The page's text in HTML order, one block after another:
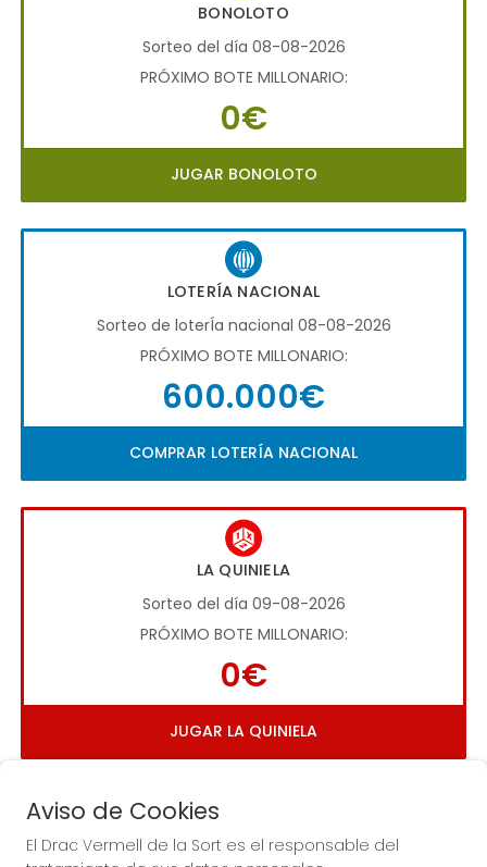
BONOLOTO
Sorteo del día 08-08-2026
PRÓXIMO BOTE MILLONARIO:
0€
JUGAR BONOLOTO
LOTERÍA NACIONAL
Sorteo de loterÍa nacional 08-08-2026
PRÓXIMO BOTE MILLONARIO:
600.000€
COMPRAR LOTERÍA NACIONAL
LA QUINIELA
Sorteo del día 09-08-2026
PRÓXIMO BOTE MILLONARIO:
0€
JUGAR LA QUINIELA
Aviso de Cookies
El Drac Vermell de la Sort es el responsable del